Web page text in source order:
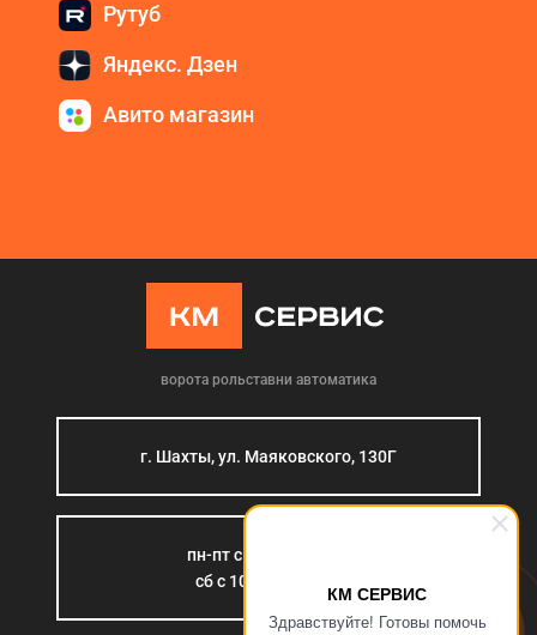
КМ СЕРВИС
Здравствуйте! Готовы помочь
Рутуб
Яндекс. Дзен
Авито магазин
ворота рольставни автоматика
г. Шахты, ул. Маяковского, 130Г
пн-пт с 9:00 до 18:00
сб с 10:00 до 15:00